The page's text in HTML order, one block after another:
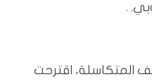
.
المتكاسلة، اقترحت